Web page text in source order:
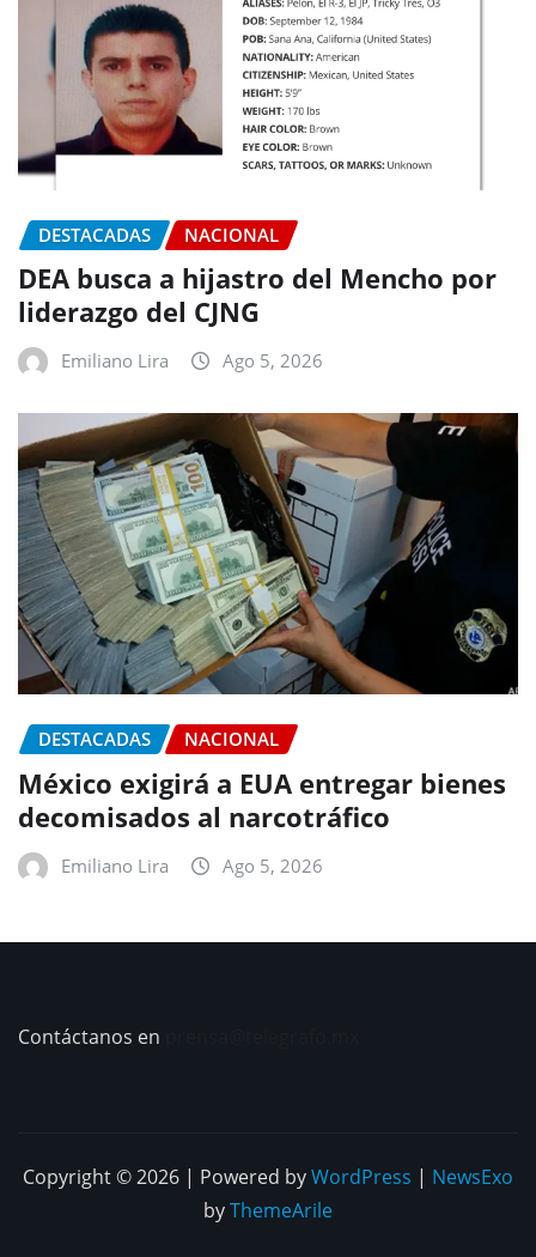
DESTACADAS NACIONAL
DEA busca a hijastro del Mencho por
liderazgo del CJNG
Emiliano Lira Ago 5, 2026
DESTACADAS NACIONAL
México exigirá a EUA entregar bienes
decomisados al narcotráfico
Emiliano Lira Ago 5, 2026
Contáctanos en
Copyright © 2026 | Powered byWordPress | NewsExo
byThemeArile